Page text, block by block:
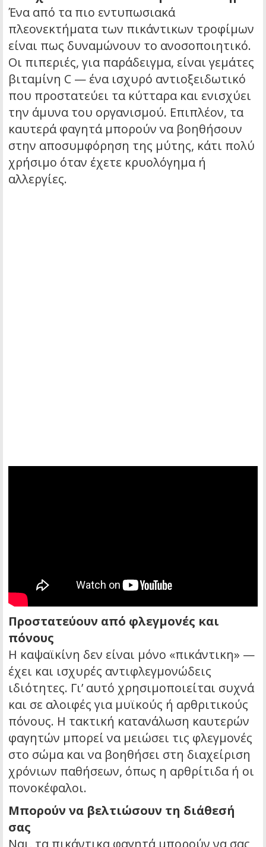
Ένα από τα πιο εντυπωσιακά
πλεονεκτήματα των πικάντικων τροφίμων
είναι πως δυναμώνουν το ανοσοποιητικό.
Οι πιπεριές, για παράδειγμα, είναι γεμάτες
βιταμίνη C — ένα ισχυρό αντιοξειδωτικό
που προστατεύει τα κύτταρα και ενισχύει
την άμυνα του οργανισμού. Επιπλέον, τα
καυτερά φαγητά μπορούν να βοηθήσουν
στην αποσυμφόρηση της μύτης, κάτι πολύ
χρήσιμο όταν έχετε κρυολόγημα ή
αλλεργίες.
Προστατεύουν από φλεγμονές και
πόνους
Η καψαϊκίνη δεν είναι μόνο «πικάντικη» —
έχει και ισχυρές αντιφλεγμονώδεις
ιδιότητες. Γι’ αυτό χρησιμοποιείται συχνά
και σε αλοιφές για μυϊκούς ή αρθριτικούς
πόνους. Η τακτική κατανάλωση καυτερών
φαγητών μπορεί να μειώσει τις φλεγμονές
στο σώμα και να βοηθήσει στη διαχείριση
χρόνιων παθήσεων, όπως η αρθρίτιδα ή οι
πονοκέφαλοι.
Μπορούν να βελτιώσουν τη διάθεσή
σας
Ναι, τα πικάντικα φαγητά μπορούν να σας